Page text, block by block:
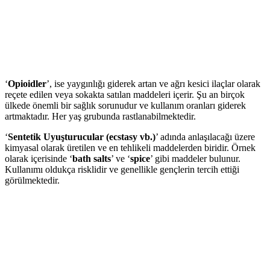
‘Opioidler’, ise yaygınlığı giderek artan ve ağrı kesici ilaçlar olarak
reçete edilen veya sokakta satılan maddeleri içerir. Şu an birçok
ülkede önemli bir sağlık sorunudur ve kullanım oranları giderek
artmaktadır. Her yaş grubunda rastlanabilmektedir.
‘Sentetik Uyuşturucular (ecstasy vb.)’ adında anlaşılacağı üzere
kimyasal olarak üretilen ve en tehlikeli maddelerden biridir. Örnek
olarak içerisinde ‘bath salts’ ve ‘spice’ gibi maddeler bulunur.
Kullanımı oldukça risklidir ve genellikle gençlerin tercih ettiği
görülmektedir.